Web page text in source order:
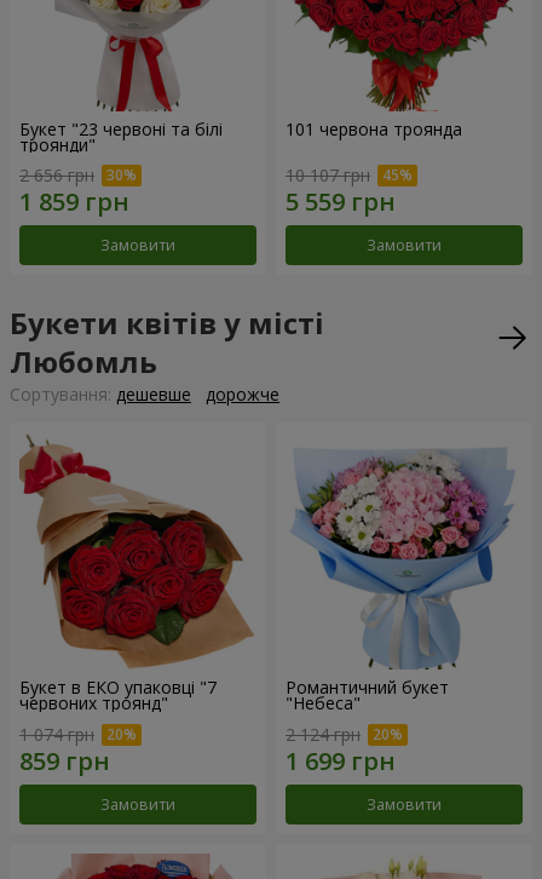
Букет "23 червоні та білі
троянди"
2 656 грн
Замовити
101 червона троянда
10 107 грн
Замовити
Букети квітів у місті
Любомль
Сортування: дешевше дорожче
Букет в ЕКО упаковці "7
червоних троянд"
1 074 грн
Замовити
Романтичний букет
"Небеса"
2 124 грн
Замовити